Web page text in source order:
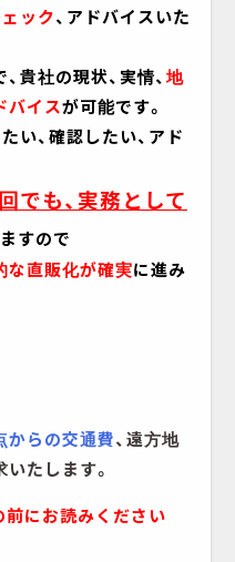
ック、アドバイスいた
貴社の現状、実情、地
バイスが可能です。
い、確認したい、アド
でも、実務として
すので
な直販化が確実に進み
からの交通費、遠方地
たします。
前にお読みください